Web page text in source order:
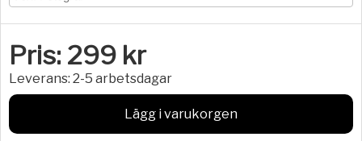
Pris: 299 kr
Leverans: 2-5 arbetsdagar
Lägg i varukorgen